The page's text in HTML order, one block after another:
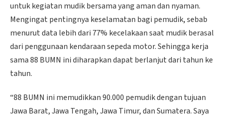
untuk kegiatan mudik bersama yang aman dan nyaman.
Mengingat pentingnya keselamatan bagi pemudik, sebab
menurut data lebih dari 77% kecelakaan saat mudik berasal
dari penggunaan kendaraan sepeda motor. Sehingga kerja
sama 88 BUMN ini diharapkan dapat berlanjut dari tahun ke
tahun.
“88 BUMN ini memudikkan 90.000 pemudik dengan tujuan
Jawa Barat, Jawa Tengah, Jawa Timur, dan Sumatera. Saya